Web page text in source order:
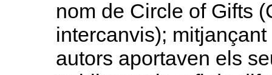
nom de Circle of Gifts
intercanvis);
autors aportaven els